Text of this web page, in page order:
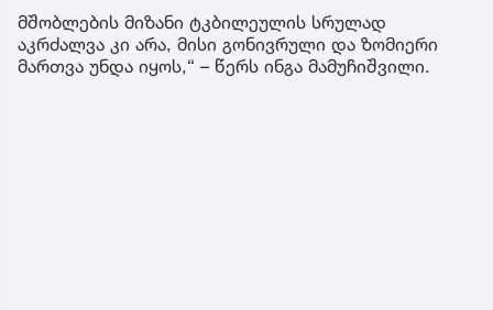
მშობლების მიზანი ტკბილეულის სრულად
აკრძალვა კი არა, მისი გონივრული და ზომიერი
მართვა უნდა იყოს,“ – წერს ინგა მამუჩიშვილი.